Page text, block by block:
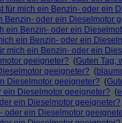
für mich ein Benzin- oder ein
Benzin- oder ein Dieselmotor
ein Benzin- oder ein
ein Benzin- oder ein
mich ein Benzin- oder ein
geeigneter? (Guten Tag,
geeigneter? (
Dieselmotor geeigneter? (
ein Dieselmotor geeigneter? (
ein Dieselmotor geeigneter?
oder ein Dieselmotor